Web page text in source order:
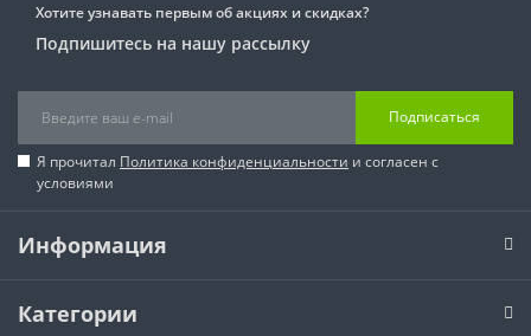
Хотите узнавать первым об акциях и скидках?
Подпишитесь на нашу рассылку
Подписаться
Я прочитал Политика конфиденциальности и согласен с
условиями
Информация
Категории